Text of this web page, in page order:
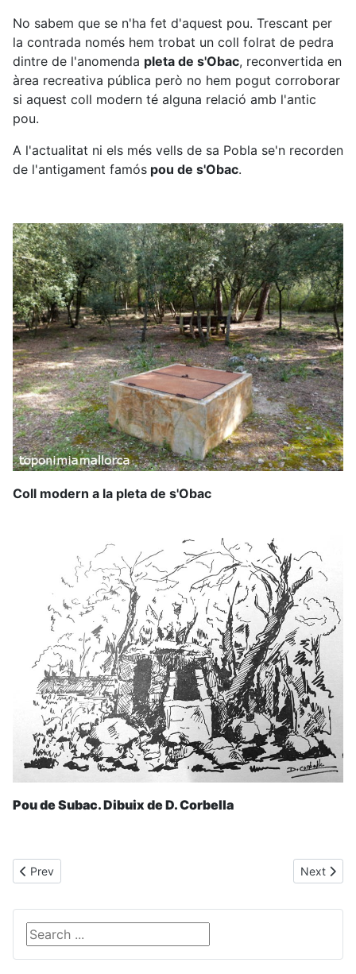
No sabem que se n'ha fet d'aquest pou. Trescant per
la contrada només hem trobat un coll folrat de pedra
dintre de l'anomenda pleta de s'Obac, reconvertida en
àrea recreativa pública però no hem pogut corroborar
si aquest coll modern té alguna relació amb l'antic
pou.
A l'actualitat ni els més vells de sa Pobla se'n recorden
de l'antigament famós pou de s'Obac.
Coll modern a la pleta de s'Obac
Pou de Subac. Dibuix de D. Corbella
Previous article: Pou de Son Estela (Llorito)
Prev Next
Next
Search ...